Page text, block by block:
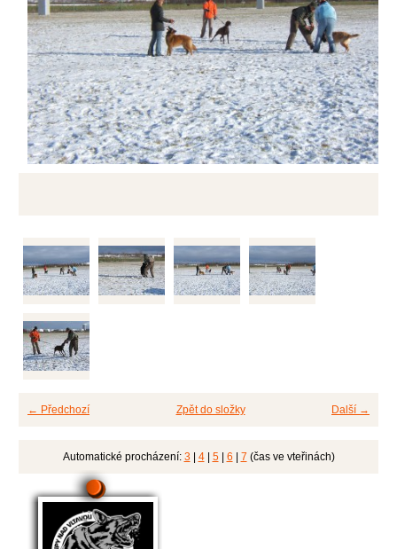
← Předchozí Další →
Zpět do složky
Automatické procházení: 3 | 4| 5| 6 | 7 (čas ve vteřinách)